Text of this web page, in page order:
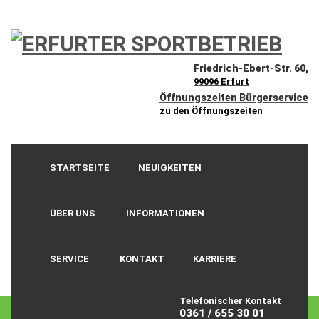
Friedrich-Ebert-Str. 60,
99096 Erfurt
Öffnungszeiten Bürgerservice
zu den Öffnungszeiten
STARTSEITE NEUIGKEITEN
ÜBER UNS INFORMATIONEN
SERVICE KONTAKT KARRIERE
Telefonischer Kontakt
0361 / 655 30 01